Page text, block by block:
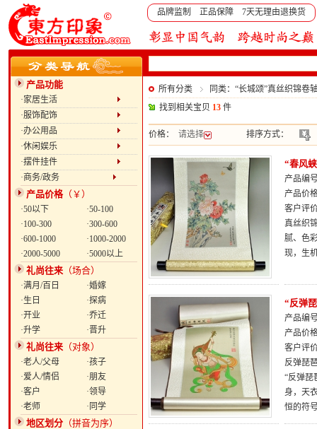
品牌监制 正品保障 7天无理由退换货
产品功能
·家居生活
·服饰配饰
·办公用品
·休闲娱乐
·摆件挂件
·商务/政务
产品价格（￥）
·50以下
·50-100
·100-300
·300-600
·600-1000
·1000-2000
·2000-5000
·5000以上
礼尚往来 （场合）
·满月/百日
·婚嫁
·生日
·探病
·开业
·乔迁
·升学
·晋升
礼尚往来 （对象）
·老人/父母
·孩子
·爱人/情侣
·朋友
·客户
·领导
·老师
·同学
地区划分 （拼音为序）
所有分类
同类：“长城颂”真丝织锦卷
找到相关宝贝 13 件
价格： 请选择 排序方式：
“春风
产品编
产品价
客户评
真丝织
腻、色
现，生
“反弹
产品编
产品价
客户评
反弹琵
“反弹琵
身，天
恒的符